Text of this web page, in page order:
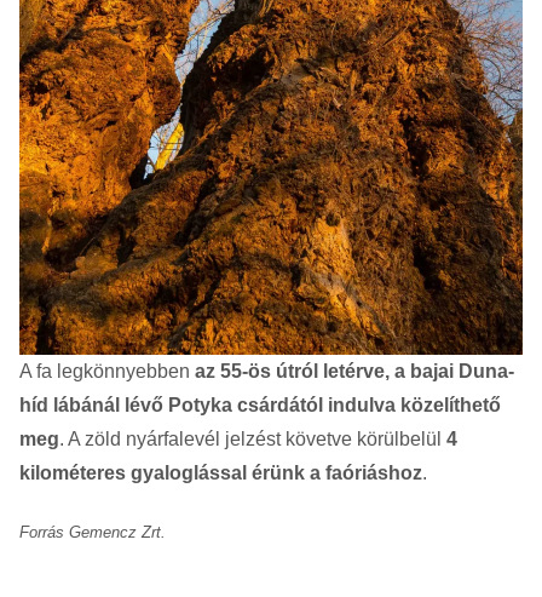
A fa legkönnyebben az 55-ös útról letérve, a bajai Duna-
híd lábánál lévő Potyka csárdától indulva közelíthető
meg. A zöld nyárfalevél jelzést követve körülbelül 4
kilométeres gyaloglással érünk a faóriáshoz.
Forrás Gemencz Zrt.